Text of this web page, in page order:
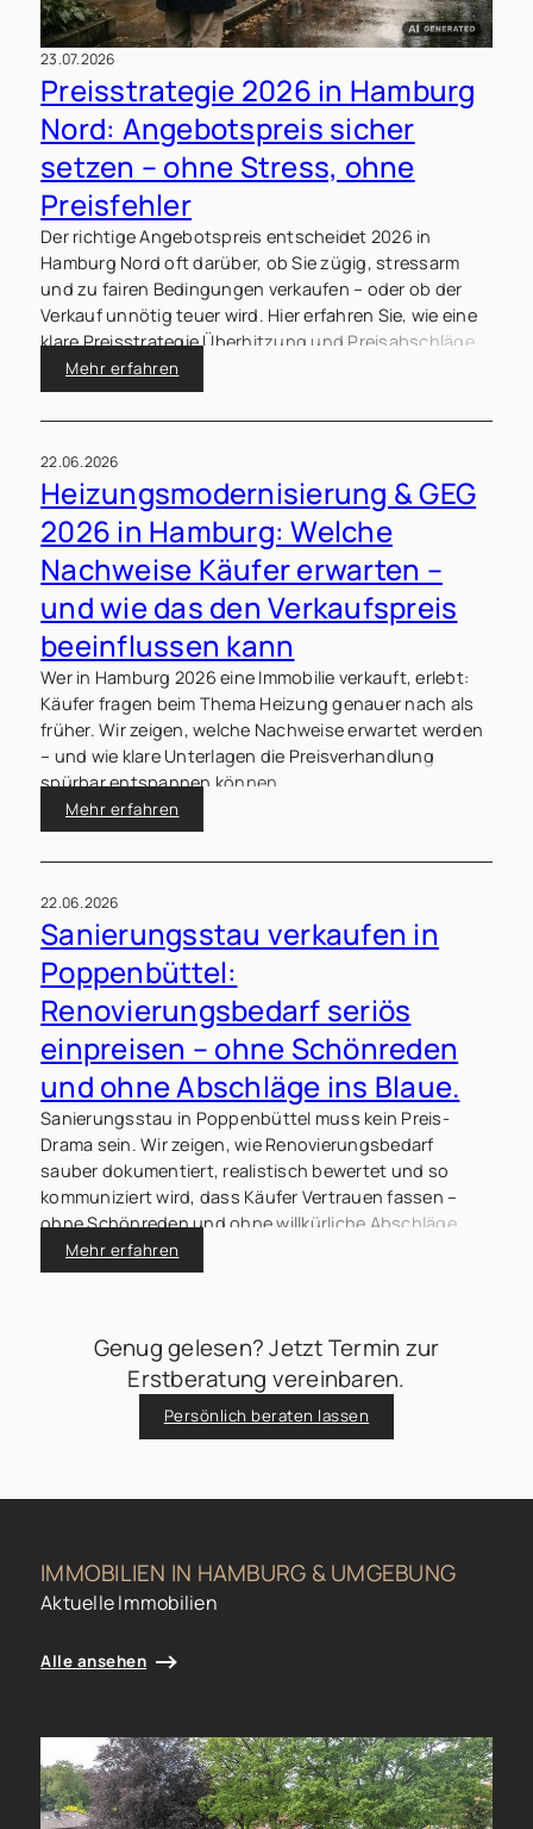
23.07.2026
Preisstrategie 2026 in Hamburg
Nord: Angebotspreis sicher
setzen – ohne Stress, ohne
Preisfehler
Der richtige Angebotspreis entscheidet 2026 in
Hamburg Nord oft darüber, ob Sie zügig, stressarm
und zu fairen Bedingungen verkaufen – oder ob der
Verkauf unnötig teuer wird. Hier erfahren Sie, wie eine
klare Preisstrategie Überhitzung und Preisabschläge
vermeiden kann.
Mehr erfahren
22.06.2026
Heizungsmodernisierung & GEG
2026 in Hamburg: Welche
Nachweise Käufer erwarten –
und wie das den Verkaufspreis
beeinflussen kann
Wer in Hamburg 2026 eine Immobilie verkauft, erlebt:
Käufer fragen beim Thema Heizung genauer nach als
früher. Wir zeigen, welche Nachweise erwartet werden
– und wie klare Unterlagen die Preisverhandlung
spürbar entspannen können.
Mehr erfahren
22.06.2026
Sanierungsstau verkaufen in
Poppenbüttel:
Renovierungsbedarf seriös
einpreisen – ohne Schönreden
und ohne Abschläge ins Blaue.
Sanierungsstau in Poppenbüttel muss kein Preis-
Drama sein. Wir zeigen, wie Renovierungsbedarf
sauber dokumentiert, realistisch bewertet und so
kommuniziert wird, dass Käufer Vertrauen fassen –
ohne Schönreden und ohne willkürliche Abschläge.
Mehr erfahren
Genug gelesen? Jetzt Termin zur
Erstberatung vereinbaren.
Persönlich beraten lassen
IMMOBILIEN IN HAMBURG & UMGEBUNG
Aktuelle Immobilien
Alle ansehen